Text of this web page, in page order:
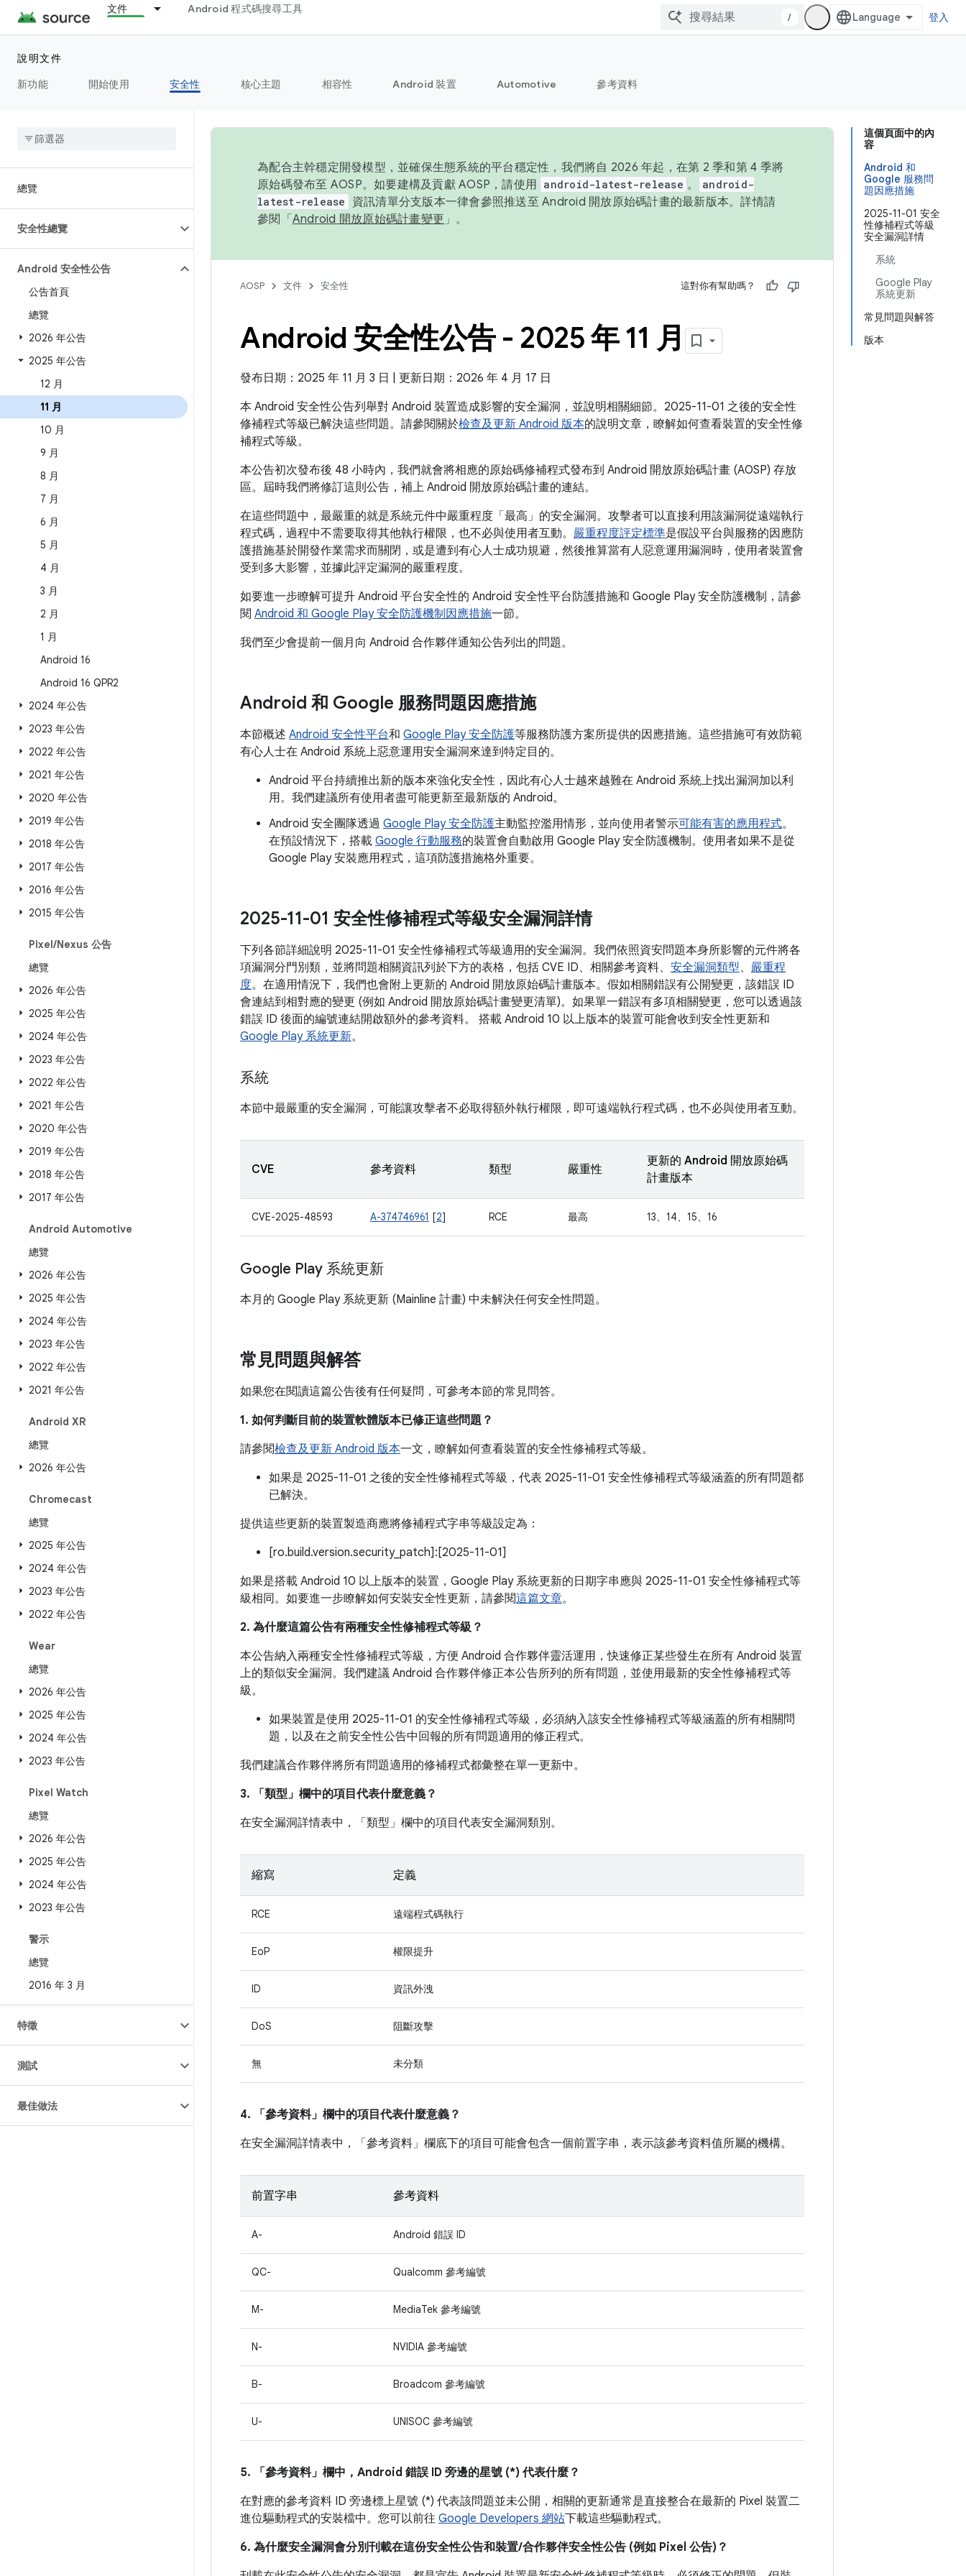
文件 Android 程式碼搜尋工具
/ 登入
說明文件
新功能
開始使用 安全性 核心主題 相容性 Android 裝置 Automotive 參考資料
總覽
安全性總覽
Android 安全性公告
公告首頁
總覽
2026 年公告
2025 年公告
12 月
11 月
10 月
9 月
8 月
7 月
6 月
5 月
4 月
3 月
2 月
1 月
Android 16
Android 16 QPR2
2024 年公告
2023 年公告
2022 年公告
2021 年公告
2020 年公告
2019 年公告
2018 年公告
2017 年公告
2016 年公告
2015 年公告
Pixel/Nexus 公告
總覽
2026 年公告
2025 年公告
2024 年公告
2023 年公告
2022 年公告
2021 年公告
2020 年公告
2019 年公告
2018 年公告
2017 年公告
Android Automotive
總覽
2026 年公告
2025 年公告
2024 年公告
2023 年公告
2022 年公告
2021 年公告
Android XR
總覽
2026 年公告
Chromecast
總覽
2025 年公告
2024 年公告
2023 年公告
2022 年公告
Wear
總覽
2026 年公告
2025 年公告
2024 年公告
2023 年公告
Pixel Watch
總覽
2026 年公告
2025 年公告
2024 年公告
2023 年公告
警示
總覽
2016 年 3 月
特徵
測試
最佳做法
這個頁面中的內
容
Android 和
Google 服務問
題因應措施
2025-11-01 安全
性修補程式等級
安全漏洞詳情
系統
Google Play
系統更新
常見問題與解答
版本
為配合主幹穩定開發模型，並確保生態系統的平台穩定性，我們將自 2026 年起，在第 2 季和第 4 季將
原始碼發布至 AOSP。如要建構及貢獻 AOSP，請使用 android-latest-release 。
android-
latest-release
資訊清單分支版本一律會參照推送至 Android 開放原始碼計畫的最新版本。詳情請
參閱「 Android 開放原始碼計畫變更 」。
AOSP 文件 安全性 這對你有幫助嗎？
Android 安全性公告 - 2025 年 11 月
發布日期：2025 年 11 月 3 日 | 更新日期：2026 年 4 月 17 日
本 Android 安全性公告列舉對 Android 裝置造成影響的安全漏洞，並說明相關細節。2025-11-01 之後的安全性
修補程式等級已解決這些問題。請參閱關於檢查及更新 Android 版本的說明文章，瞭解如何查看裝置的安全性修
補程式等級。
本公告初次發布後 48 小時內，我們就會將相應的原始碼修補程式發布到 Android 開放原始碼計畫 (AOSP) 存放
區。屆時我們將修訂這則公告，補上 Android 開放原始碼計畫的連結。
在這些問題中，最嚴重的就是系統元件中嚴重程度「最高」的安全漏洞。攻擊者可以直接利用該漏洞從遠端執行
程式碼，過程中不需要取得其他執行權限，也不必與使用者互動。 嚴重程度評定標準是假設平台與服務的因應防
護措施基於開發作業需求而關閉，或是遭到有心人士成功規避，然後推算當有人惡意運用漏洞時，使用者裝置會
受到多大影響，並據此評定漏洞的嚴重程度。
如要進一步瞭解可提升 Android 平台安全性的 Android 安全性平台防護措施和 Google Play 安全防護機制，請參
閱 Android 和 Google Play 安全防護機制因應措施一節。
我們至少會提前一個月向 Android 合作夥伴通知公告列出的問題。
Android 和 Google 服務問題因應措施
本節概述 Android 安全性平台和 Google Play 安全防護等服務防護方案所提供的因應措施。這些措施可有效防範
有心人士在 Android 系統上惡意運用安全漏洞來達到特定目的。
Android 平台持續推出新的版本來強化安全性，因此有心人士越來越難在 Android 系統上找出漏洞加以利
用。我們建議所有使用者盡可能更新至最新版的 Android。
Android 安全團隊透過 Google Play 安全防護主動監控濫用情形，並向使用者警示可能有害的應用程式。
在預設情況下，搭載 Google 行動服務的裝置會自動啟用 Google Play 安全防護機制。使用者如果不是從
Google Play 安裝應用程式，這項防護措施格外重要。
2025-11-01 安全性修補程式等級安全漏洞詳情
下列各節詳細說明 2025-11-01 安全性修補程式等級適用的安全漏洞。我們依照資安問題本身所影響的元件將各
項漏洞分門別類，並將問題相關資訊列於下方的表格，包括 CVE ID、相關參考資料、 安全漏洞類型、 嚴重程
度。在適用情況下，我們也會附上更新的 Android 開放原始碼計畫版本。假如相關錯誤有公開變更，該錯誤 ID
會連結到相對應的變更 (例如 Android 開放原始碼計畫變更清單)。如果單一錯誤有多項相關變更，您可以透過該
錯誤 ID 後面的編號連結開啟額外的參考資料。 搭載 Android 10 以上版本的裝置可能會收到安全性更新和
Google Play 系統更新。
系統
本節中最嚴重的安全漏洞，可能讓攻擊者不必取得額外執行權限，即可遠端執行程式碼，也不必與使用者互動。
CVE 參考資料 類型 嚴重性
更新的 Android 開放原始碼
計畫版本
CVE-2025-48593 A-374746961 [2] RCE 最高 13、14、15、16
Google Play 系統更新
本月的 Google Play 系統更新 (Mainline 計畫) 中未解決任何安全性問題。
常見問題與解答
如果您在閱讀這篇公告後有任何疑問，可參考本節的常見問答。
1. 如何判斷目前的裝置軟體版本已修正這些問題？
請參閱檢查及更新 Android 版本一文，瞭解如何查看裝置的安全性修補程式等級。
如果是 2025-11-01 之後的安全性修補程式等級，代表 2025-11-01 安全性修補程式等級涵蓋的所有問題都
已解決。
提供這些更新的裝置製造商應將修補程式字串等級設定為：
[ro.build.version.security_patch]:[2025-11-01]
如果是搭載 Android 10 以上版本的裝置，Google Play 系統更新的日期字串應與 2025-11-01 安全性修補程式等
級相同。如要進一步瞭解如何安裝安全性更新，請參閱這篇文章。
2. 為什麼這篇公告有兩種安全性修補程式等級？
本公告納入兩種安全性修補程式等級，方便 Android 合作夥伴靈活運用，快速修正某些發生在所有 Android 裝置
上的類似安全漏洞。我們建議 Android 合作夥伴修正本公告所列的所有問題，並使用最新的安全性修補程式等
級。
如果裝置是使用 2025-11-01 的安全性修補程式等級，必須納入該安全性修補程式等級涵蓋的所有相關問
題，以及在之前安全性公告中回報的所有問題適用的修正程式。
我們建議合作夥伴將所有問題適用的修補程式都彙整在單一更新中。
3. 「類型」 欄中的項目代表什麼意義？
在安全漏洞詳情表中，「類型」 欄中的項目代表安全漏洞類別。
縮寫 定義
RCE 遠端程式碼執行
EoP 權限提升
ID 資訊外洩
DoS 阻斷攻擊
無 未分類
4. 「參考資料」 欄中的項目代表什麼意義？
在安全漏洞詳情表中，「參考資料」 欄底下的項目可能會包含一個前置字串，表示該參考資料值所屬的機構。
前置字串 參考資料
A- Android 錯誤 ID
QC- Qualcomm 參考編號
M- MediaTek 參考編號
N- NVIDIA 參考編號
B- Broadcom 參考編號
U- UNISOC 參考編號
5. 「參考資料」 欄中，Android 錯誤 ID 旁邊的星號 (*) 代表什麼？
在對應的參考資料 ID 旁邊標上星號 (*) 代表該問題並未公開，相關的更新通常是直接整合在最新的 Pixel 裝置二
進位驅動程式的安裝檔中。您可以前往 Google Developers 網站下載這些驅動程式。
6. 為什麼安全漏洞會分別刊載在這份安全性公告和裝置/合作夥伴安全性公告 (例如 Pixel 公告)？